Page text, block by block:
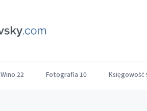
Wino 22 Fotografia 10 Księgowość